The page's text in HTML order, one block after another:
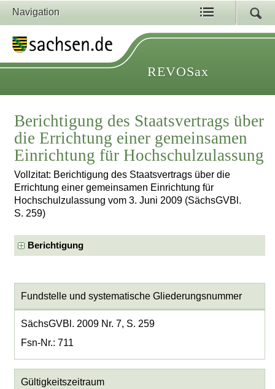
Navigation
REVOSax
Berichtigung des Staatsvertrags über
die Errichtung einer gemeinsamen
Einrichtung für Hochschulzulassung
Vollzitat: Berichtigung des Staatsvertrags über die
Errichtung einer gemeinsamen Einrichtung für
Hochschulzulassung vom 3. Juni 2009 (SächsGVBl.
S. 259)
Berichtigung
Fundstelle und systematische Gliederungsnummer
SächsGVBl. 2009 Nr. 7, S. 259
Fsn-Nr.: 711
Gültigkeitszeitraum